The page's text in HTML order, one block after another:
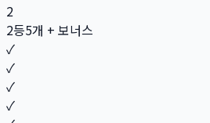
2
2등5개 + 보너스
✓
✓
✓
✓